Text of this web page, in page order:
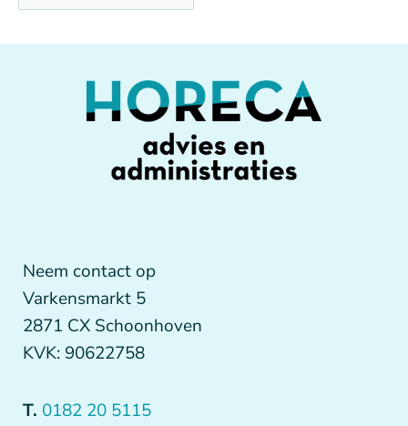
Neem contact op
Varkensmarkt 5
2871 CX Schoonhoven
KVK: 90622758
T. 0182 20 5115